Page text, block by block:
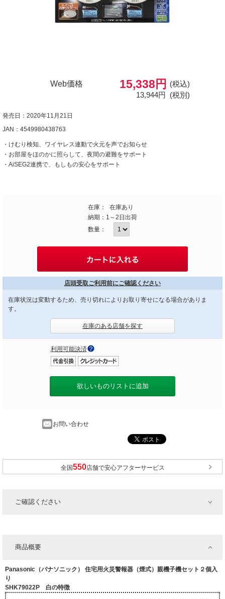
Web価格 15,338円
(税込)
13,944円 (税別)
発売日：2020年11月21日
JAN：4549980438763
・けむり検知、ワイヤレス連動で火元を声でお知らせ
・お部屋をほのかに照らして、夜間の避難をサポート
・AiSEG2連携で、もしもの安心をサポート
在庫：
在庫あり
納期： 1～2日出荷
数量：
店頭受取ご利用前にご確認ください
在庫状況は変動するため、売り切れによりお取り寄せになる場合がありま
す。
在庫のある店舗を探す
利用可能決済
欲しいものリストに追加
お問い合わせ
全国 店舗で安心アフターサービス
ご確認ください
商品概要
Panasonic（パナソニック） 住宅用火災警報器（煙式）親機子機セット２個入
り
SHK79022P 白の特徴